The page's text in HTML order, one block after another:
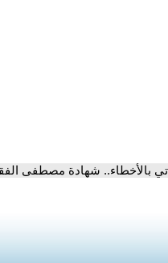
بالأخطاء.. شهادة مصطفى